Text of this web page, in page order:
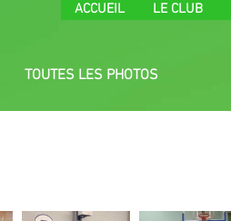
ACCUEIL LE CLUB
TOUTES LES PHOTOS